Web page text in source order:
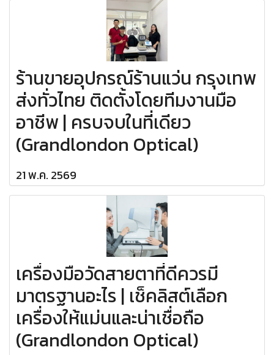
ร้านขายอุปกรณ์ร้านแว่น กรุงเทพ
ส่งทั่วไทย ติดตั้งโดยทีมงานมือ
อาชีพ | ครบจบในที่เดียว
(Grandlondon Optical)
21 พ.ค. 2569
เครื่องมือวัดสายตาที่ดีควรมี
มาตรฐานอะไร | เช็คลิสต์เลือก
เครื่องให้แม่นและน่าเชื่อถือ
(Grandlondon Optical)